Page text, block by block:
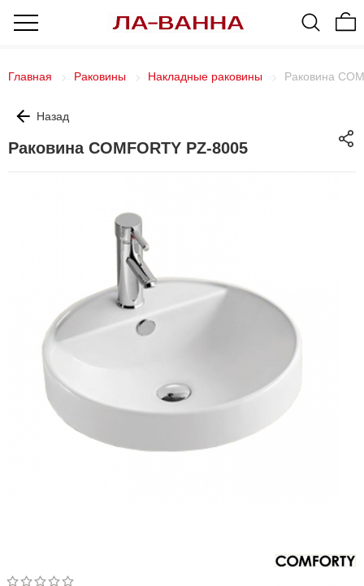
Главная Раковины Накладные раковины Раковина
Назад
Раковина COMFORTY PZ-8005